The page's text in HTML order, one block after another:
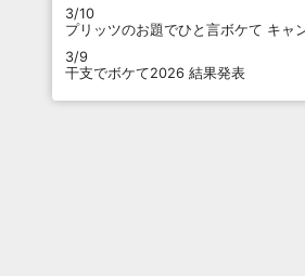
3/10
プリッツのお題でひと言ボケて キャ
3/9
干支でボケて2026 結果発表